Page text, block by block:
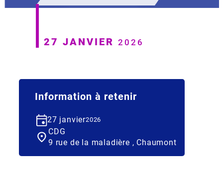
27 JANVIER 2026
Information à retenir
27 janvier2026
CDG
9 rue de la maladière , Chaumont